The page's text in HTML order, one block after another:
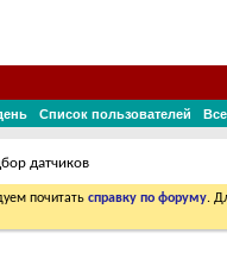
Список пользователей
датчиков
почитать справку по форуму.